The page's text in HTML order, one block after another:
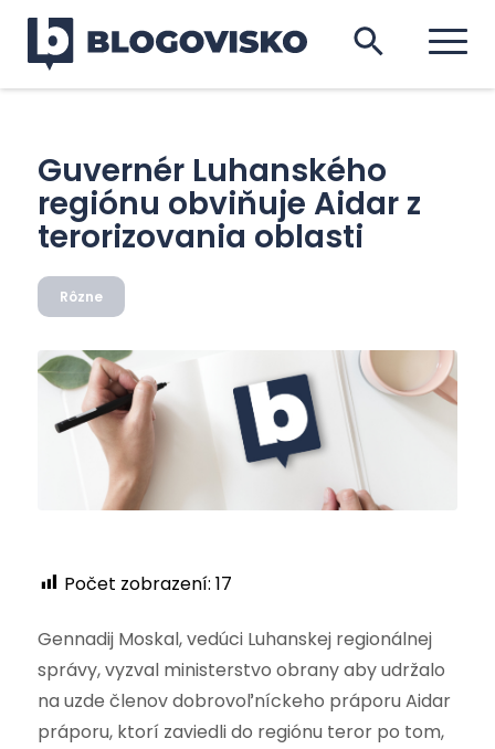
Guvernér Luhanského
regiónu obviňuje Aidar z
terorizovania oblasti
Rôzne
Počet zobrazení: 17
Gennadij Moskal, vedúci Luhanskej regionálnej
správy, vyzval ministerstvo obrany aby udržalo
na uzde členov dobrovoľníckeho práporu Aidar
práporu, ktorí zaviedli do regiónu teror po tom,